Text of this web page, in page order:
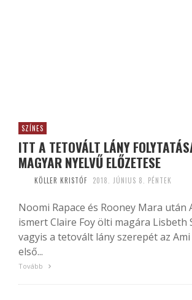
SZÍNES
ITT A TETOVÁLT LÁNY
MAGYAR NYELVŰ ELŐZETESE
KÖLLER KRISTÓF 2018. JÚNIUS 8. PÉNTEK
Noomi Rapace és Rooney Mara után
ismert Claire Foy ölti magára Lisbeth
vagyis a tetovált lány szerepét az
első...
Tovább